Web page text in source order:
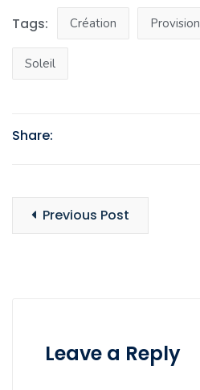
Tags: Création Provision
Soleil
Share:
Previous Post
Leave a Reply